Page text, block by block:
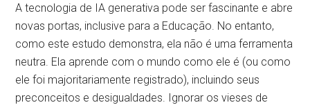
A tecnologia de IA generativa pode ser fascinante e abre
novas portas, inclusive para a Educação. No entanto,
como este estudo demonstra, ela não é uma ferramenta
neutra. Ela aprende com o mundo como ele é (ou como
ele foi majoritariamente registrado), incluindo seus
preconceitos e desigualdades. Ignorar os vieses de